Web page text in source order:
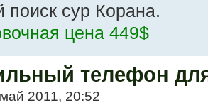
поиск сур Корана.
цена 449$
телефон
2011, 20:52